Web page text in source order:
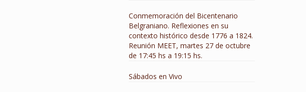
Conmemoración del Bicentenario
Belgraniano. Reflexiones en su
contexto histórico desde 1776 a 1824.
Reunión MEET, martes 27 de octubre
de 17:45 hs a 19:15 hs.
Sábados en Vivo